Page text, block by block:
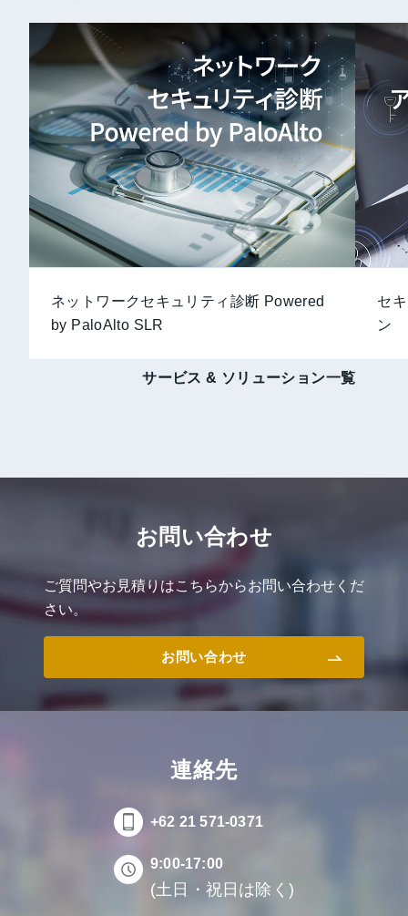
ネットワークセキュリティ診断 Powered
by PaloAlto SLR
サービス & ソリューション一覧
セ
ン
お問い合わせ
ご質問やお見積りはこちらからお問い合わせくだ
さい。
お問い合わせ
連絡先
+62 21 571-0371
9:00-17:00
(土日・祝日は除く)